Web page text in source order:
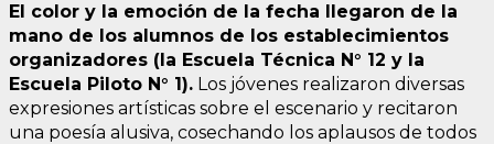
El color y la emoción de la fecha llegaron de la
mano de los alumnos de los establecimientos
organizadores (la Escuela Técnica N° 12 y la
Escuela Piloto N° 1). Los jóvenes realizaron diversas
expresiones artísticas sobre el escenario y recitaron
una poesía alusiva, cosechando los aplausos de todos